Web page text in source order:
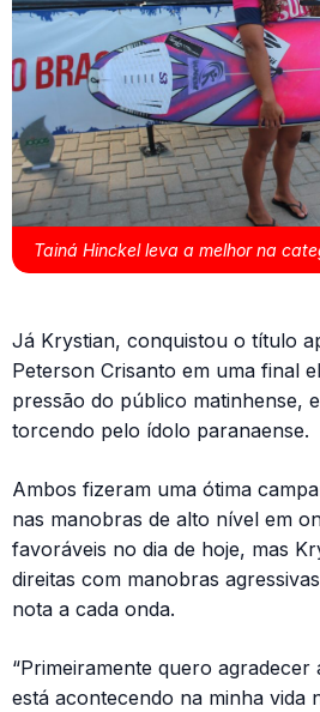
Tainá Hinckel leva a melhor na
Já Krystian, conquistou o título
Peterson Crisanto em uma final
pressão do público matinhense,
torcendo pelo ídolo paranaense.
Ambos fizeram uma ótima
nas manobras de alto nível em
favoráveis no dia de hoje, mas
direitas com manobras
nota a cada onda.
“Primeiramente quero
está acontecendo na minha vida